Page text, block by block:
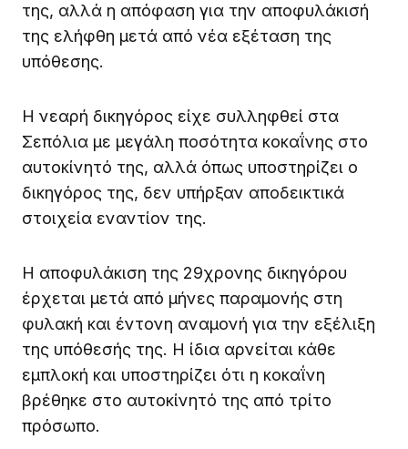
της, αλλά η απόφαση για την αποφυλάκισή
της ελήφθη μετά από νέα εξέταση της
υπόθεσης.
Η νεαρή δικηγόρος είχε συλληφθεί στα
Σεπόλια με μεγάλη ποσότητα κοκαΐνης στο
αυτοκίνητό της, αλλά όπως υποστηρίζει ο
δικηγόρος της, δεν υπήρξαν αποδεικτικά
στοιχεία εναντίον της.
Η αποφυλάκιση της 29χρονης δικηγόρου
έρχεται μετά από μήνες παραμονής στη
φυλακή και έντονη αναμονή για την εξέλιξη
της υπόθεσής της. Η ίδια αρνείται κάθε
εμπλοκή και υποστηρίζει ότι η κοκαΐνη
βρέθηκε στο αυτοκίνητό της από τρίτο
πρόσωπο.